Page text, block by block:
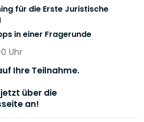
für die Erste Juristische
in einer Fragerunde
Uhr
Ihre Teilnahme.
über die
an!